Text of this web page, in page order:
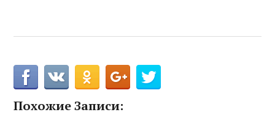
Похожие Записи: